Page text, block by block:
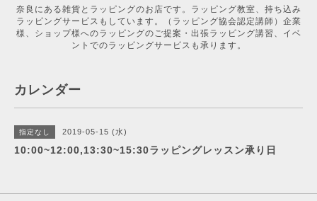
奈良にある雑貨とラッピングのお店です。ラッピング教室、持ち込み
ラッピングサービスもしています。（ラッピング協会認定講師）企業
様、ショップ様へのラッピングのご提案・出張ラッピング講習、イベ
ントでのラッピングサービスも承ります。
カレンダー
指定なし 2019-05-15 (水)
10:00~12:00,13:30~15:30ラッピングレッスン承り日